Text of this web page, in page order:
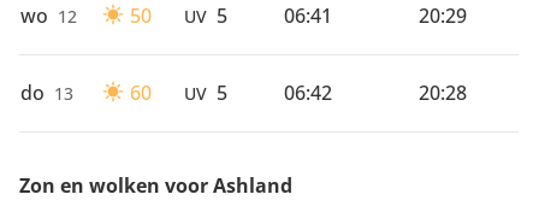
wo 12 50 UV 5 06:41 20:29
do 13 60 UV 5 06:42 20:28
Zon en wolken voor Ashland